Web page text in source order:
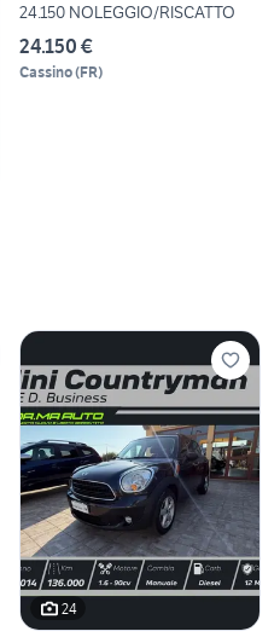
24.150 NOLEGGIO/RISCATTO
24.150 €
Cassino(FR)
24